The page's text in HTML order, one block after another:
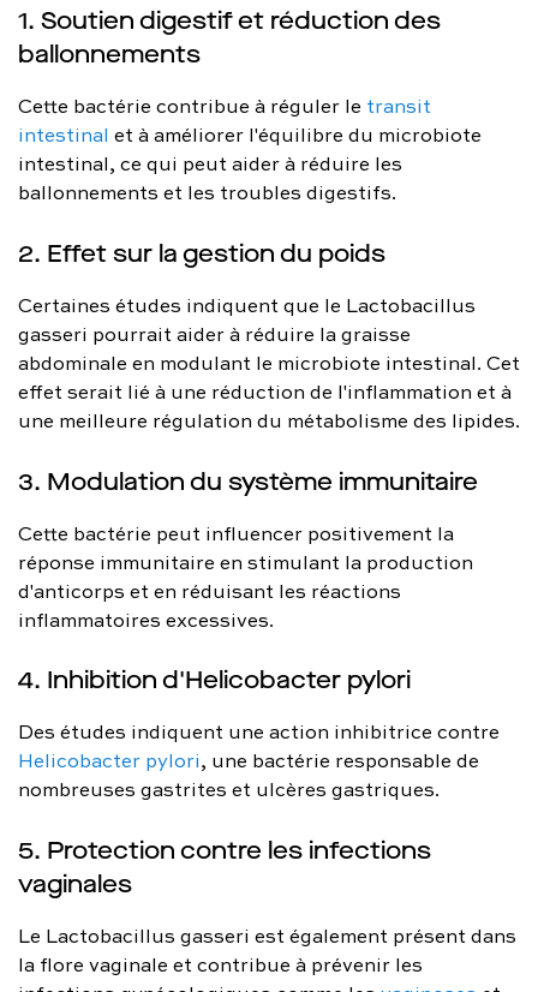
1. Soutien digestif et réduction des
ballonnements
Cette bactérie contribue à réguler le transit
intestinal et à améliorer l'équilibre du microbiote
intestinal, ce qui peut aider à réduire les
ballonnements et les troubles digestifs.
2. Effet sur la gestion du poids
Certaines études indiquent que le Lactobacillus
gasseri pourrait aider à réduire la graisse
abdominale en modulant le microbiote intestinal. Cet
effet serait lié à une réduction de l'inflammation et à
une meilleure régulation du métabolisme des lipides.
3. Modulation du système immunitaire
Cette bactérie peut influencer positivement la
réponse immunitaire en stimulant la production
d'anticorps et en réduisant les réactions
inflammatoires excessives.
4. Inhibition d'Helicobacter pylori
Des études indiquent une action inhibitrice contre
Helicobacter pylori, une bactérie responsable de
nombreuses gastrites et ulcères gastriques.
5. Protection contre les infections
vaginales
Le Lactobacillus gasseri est également présent dans
la flore vaginale et contribue à prévenir les